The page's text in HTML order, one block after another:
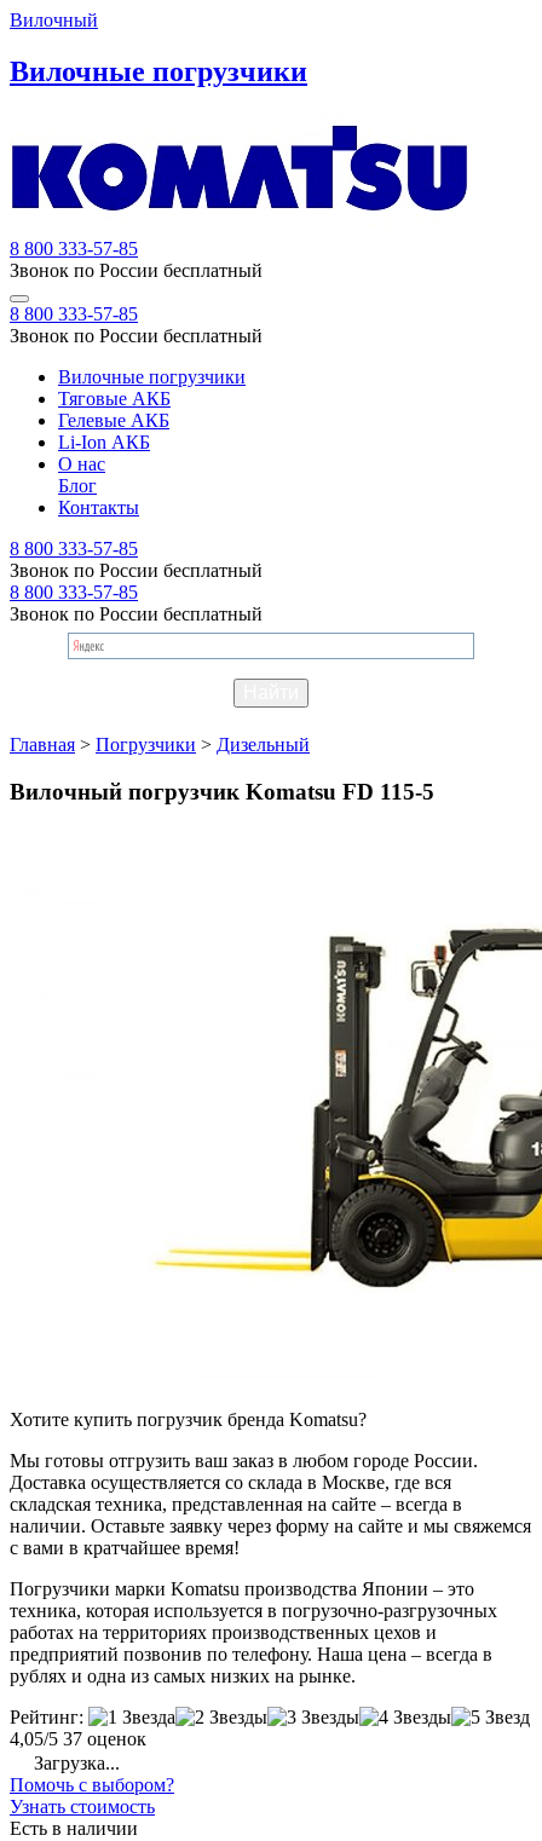
Вилочный
Вилочные погрузчики
8 800 333-57-85
Звонок по России бесплатный
8 800 333-57-85
Звонок по России бесплатный
Вилочные погрузчики
Тяговые АКБ
Гелевые АКБ
Li-Ion АКБ
О нас
Блог
Контакты
8 800 333-57-85
Звонок по России бесплатный
8 800 333-57-85
Звонок по России бесплатный
Главная > Погрузчики > Дизельный
Вилочный погрузчик Komatsu FD 115-5
Хотите купить погрузчик бренда Komatsu?
Мы готовы отгрузить ваш заказ в любом городе России.
Доставка осуществляется со склада в Москве, где вся
складская техника, представленная на сайте – всегда в
наличии. Оставьте заявку через форму на сайте и мы свяжемся
с вами в кратчайшее время!
Погрузчики марки Komatsu производства Японии – это
техника, которая используется в погрузочно-разгрузочных
работах на территориях производственных цехов и
предприятий позвонив по телефону. Наша цена – всегда в
рублях и одна из самых низких на рынке.
Рейтинг:
4,05/5 37 оценок
Загрузка...
Помочь с выбором?
Узнать стоимость
Есть в наличии